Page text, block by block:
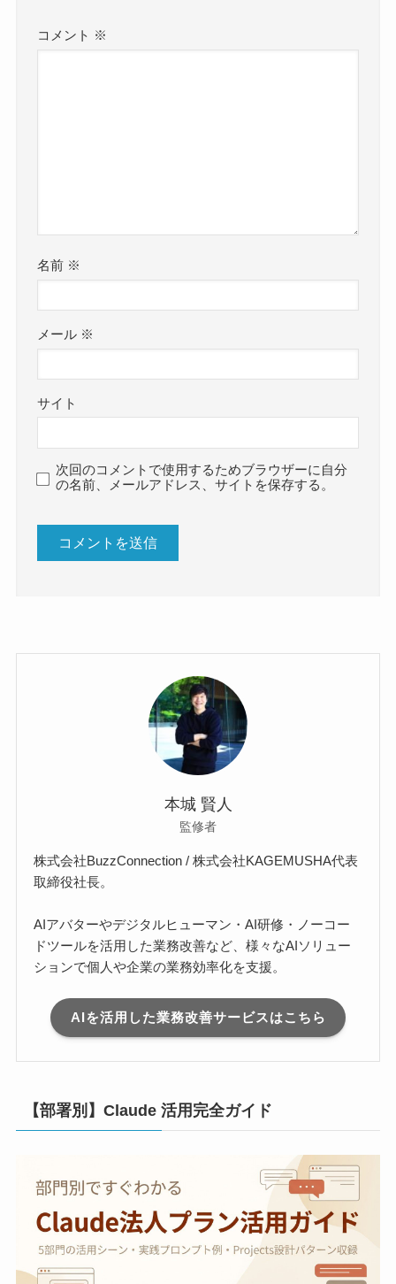
コメント ※
名前 ※
メール ※
サイト
次回のコメントで使用するためブラウザーに自分
の名前、メールアドレス、サイトを保存する。
本城 賢人
監修者
株式会社BuzzConnection / 株式会社KAGEMUSHA代表
取締役社長。
AIアバターやデジタルヒューマン・AI研修・ノーコー
ドツールを活用した業務改善など、様々なAIソリュー
ションで個人や企業の業務効率化を支援。
AIを活用した業務改善サービスはこちら
【部署別】Claude 活用完全ガイド